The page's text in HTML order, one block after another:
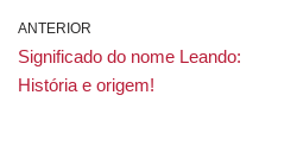
ANTERIOR
Significado do nome Leando:
História e origem!